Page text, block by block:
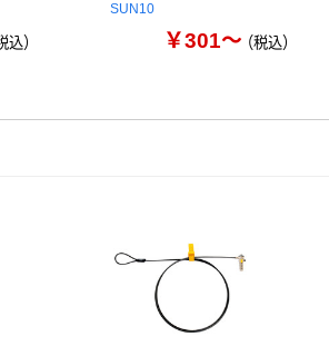
込）
SUN10
￥301～（税込）